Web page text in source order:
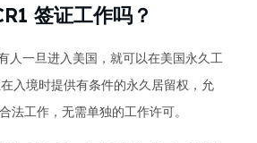
签证工作吗？
人一旦进入美国，就可以在美国永久工
入境时提供有条件的永久居留权，允
法工作，无需单独的工作许可。